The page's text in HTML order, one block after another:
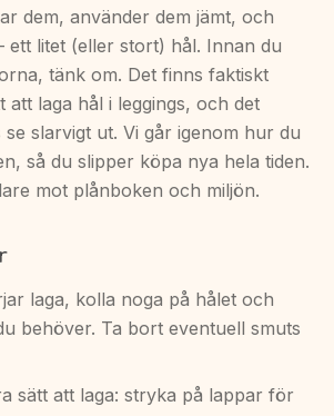
dem, använder dem jämt, och
ett litet (eller stort) hål. Innan du
tänk om. Det finns faktiskt
att laga hål i leggings, och det
slarvigt ut. Vi går igenom hur du
så du slipper köpa nya hela tiden.
mot plånboken och miljön.
laga, kolla noga på hålet och
behöver. Ta bort eventuell smuts
sätt att laga: stryka på lappar för